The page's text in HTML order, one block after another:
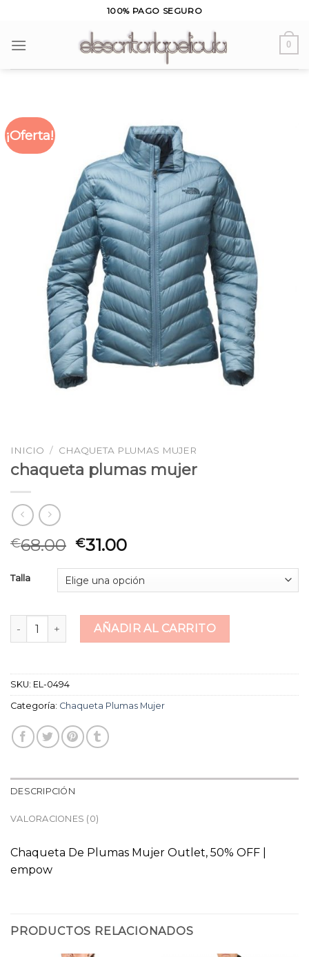
content
100% PAGO SEGURO
0
¡Oferta!
INICIO / CHAQUETA PLUMAS MUJER
chaqueta plumas mujer
€68.00 €31.00
Talla
chaqueta plumas mujer cantidad
AÑADIR AL CARRITO
SKU: EL-0494
Categoría: Chaqueta Plumas Mujer
DESCRIPCIÓN
VALORACIONES (0)
Chaqueta De Plumas Mujer Outlet, 50% OFF |
empow
PRODUCTOS RELACIONADOS